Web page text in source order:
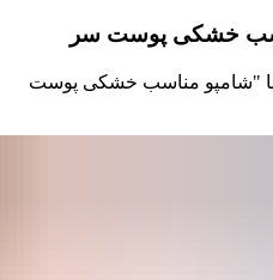
خشکی پوست سر
"شامپو مناسب خشکی پوست